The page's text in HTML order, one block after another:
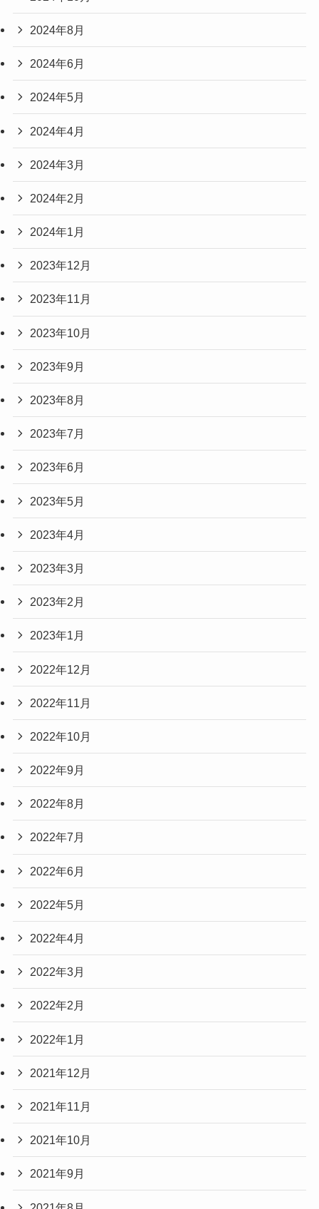
2024年8月
2024年6月
2024年5月
2024年4月
2024年3月
2024年2月
2024年1月
2023年12月
2023年11月
2023年10月
2023年9月
2023年8月
2023年7月
2023年6月
2023年5月
2023年4月
2023年3月
2023年2月
2023年1月
2022年12月
2022年11月
2022年10月
2022年9月
2022年8月
2022年7月
2022年6月
2022年5月
2022年4月
2022年3月
2022年2月
2022年1月
2021年12月
2021年11月
2021年10月
2021年9月